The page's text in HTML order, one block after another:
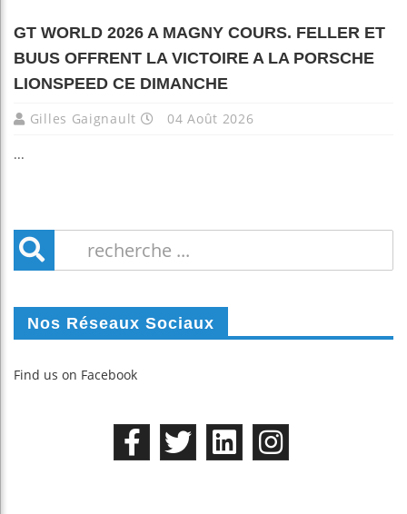
GT WORLD 2026 A MAGNY COURS. FELLER ET
BUUS OFFRENT LA VICTOIRE A LA PORSCHE
LIONSPEED CE DIMANCHE
Gilles Gaignault 04 Août 2026
...
Nos Réseaux Sociaux
Find us on Facebook